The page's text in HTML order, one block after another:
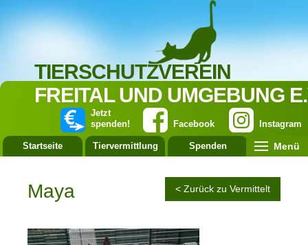
TIERSCHUTZVEREIN
FREITAL UND UMGEBUNG
Instagram
Facebook
Jetzt
spenden!
Startseite Tiervermittlung Spenden Menü
Maya < Zurück zu Vermittelt